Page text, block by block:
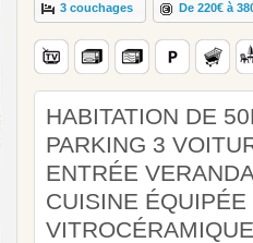
3 couchages De 220€ à
HABITATION DE
PARKING 3
ENTRÉE
CUISINE